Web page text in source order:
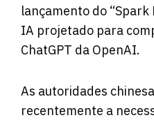
lançamento do “Spark
IA projetado para
ChatGPT da OpenAI.
As autoridades
recentemente a